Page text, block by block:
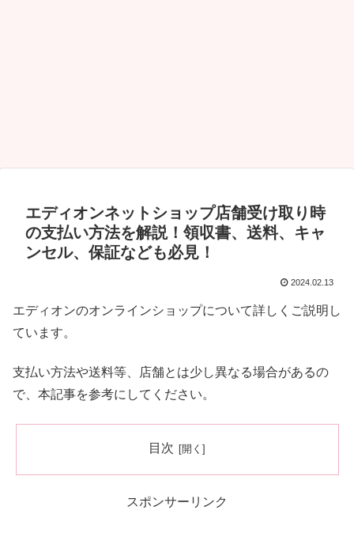
エディオンネットショップ店舗受け取り時
の支払い方法を解説！領収書、送料、キャ
ンセル、保証なども必見！
2024.02.13
エディオンのオンラインショップについて詳しくご説明し
ています。
支払い方法や送料等、店舗とは少し異なる場合があるの
で、本記事を参考にしてください。
目次
スポンサーリンク